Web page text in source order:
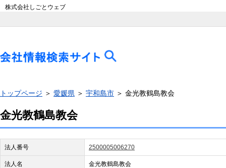
株式会社しごとウェブ
トップページ ＞ 愛媛県 ＞ 宇和島市 ＞ 金光教鶴島教会
金光教鶴島教会
法人番号 2500005006270
法人名 金光教鶴島教会